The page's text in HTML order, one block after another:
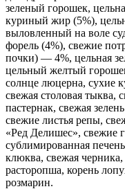
зеленый горошек,
куриный жир (5%),
выловленный на воле
форель (4%), свежие
почки) — 4%, цельная
цельный желтый
солнце люцерна, сухие
свежая столовая тыква,
пастернак, свежая
свежие листья репы,
«Ред Делишес», свежие
сублимированная
клюква, свежая
расторопша, корень
розмарин.